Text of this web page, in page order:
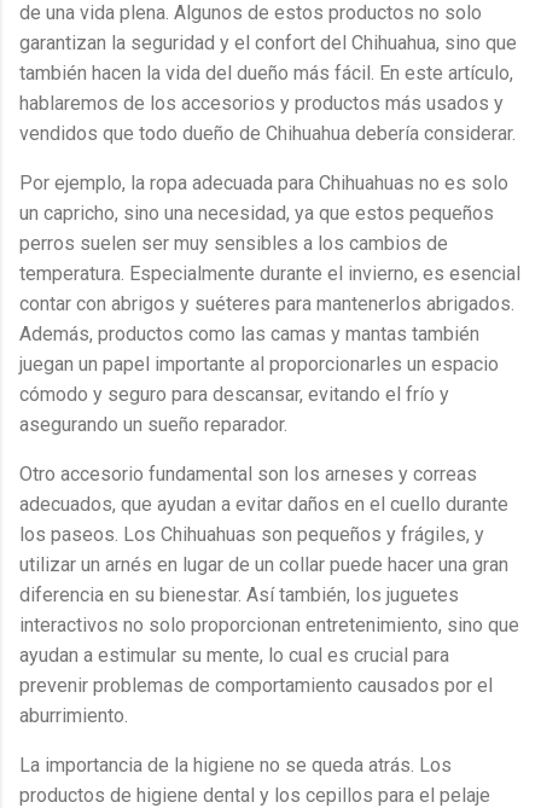
de una vida plena. Algunos de estos productos no solo
garantizan la seguridad y el confort del Chihuahua, sino que
también hacen la vida del dueño más fácil. En este artículo,
hablaremos de los accesorios y productos más usados y
vendidos que todo dueño de Chihuahua debería considerar.
Por ejemplo, la ropa adecuada para Chihuahuas no es solo
un capricho, sino una necesidad, ya que estos pequeños
perros suelen ser muy sensibles a los cambios de
temperatura. Especialmente durante el invierno, es esencial
contar con abrigos y suéteres para mantenerlos abrigados.
Además, productos como las camas y mantas también
juegan un papel importante al proporcionarles un espacio
cómodo y seguro para descansar, evitando el frío y
asegurando un sueño reparador.
Otro accesorio fundamental son los arneses y correas
adecuados, que ayudan a evitar daños en el cuello durante
los paseos. Los Chihuahuas son pequeños y frágiles, y
utilizar un arnés en lugar de un collar puede hacer una gran
diferencia en su bienestar. Así también, los juguetes
interactivos no solo proporcionan entretenimiento, sino que
ayudan a estimular su mente, lo cual es crucial para
prevenir problemas de comportamiento causados por el
aburrimiento.
La importancia de la higiene no se queda atrás. Los
productos de higiene dental y los cepillos para el pelaje